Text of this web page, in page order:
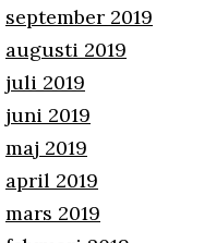
september 2019
augusti 2019
juli 2019
juni 2019
maj 2019
april 2019
mars 2019